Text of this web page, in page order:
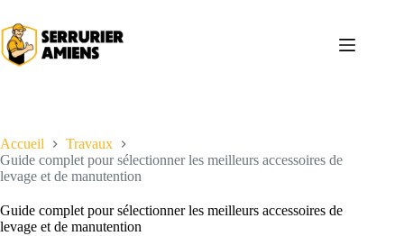
au
contenu
Accueil
Travaux
Guide complet pour sélectionner les meilleurs accessoires de
levage et de manutention
Guide complet pour sélectionner les meilleurs accessoires de
levage et de manutention